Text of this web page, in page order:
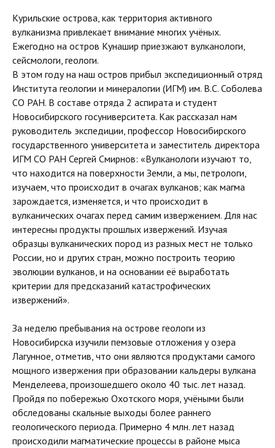
Курильские острова, как территория активного
вулканизма привлекает внимание многих учёных.
Ежегодно на остров Кунашир приезжают вулканологи,
сейсмологи, геологи.
В этом году на наш остров прибыл экспедиционный отряд
Института геологии и минералогии (ИГМ) им. В.С. Соболева
СО РАН. В составе отряда 2 аспирата и студент
Новосибирского госуниверситета. Как рассказал нам
руководитель экспедиции, профессор Новосибирского
государственного университета и заместитель директора
ИГМ СО РАН Сергей Смирнов: «Вулканологи изучают то,
что находится на поверхности Земли, а мы, петрологи,
изучаем, что происходит в очагах вулканов; как магма
зарождается, изменяется, и что происходит в
вулканических очагах перед самим извержением. Для нас
интересны продукты прошлых извержений. Изучая
образцы вулканических пород из разных мест не только
России, но и других стран, можно построить теорию
эволюции вулканов, и на основании её выработать
критерии для предсказаний катастрофических
извержений».
За неделю пребывания на острове геологи из
Новосибирска изучили пемзовые отложения у озера
Лагунное, отметив, что они являются продуктами самого
мощного извержения при образовании кальдеры вулкана
Менделеева, произошедшего около 40 тыс. лет назад.
Пройдя по побережью Охотского моря, учёными были
обследованы скальные выходы более раннего
геологического периода. Примерно 4 млн. лет назад
происходили магматические процессы в районе мыса